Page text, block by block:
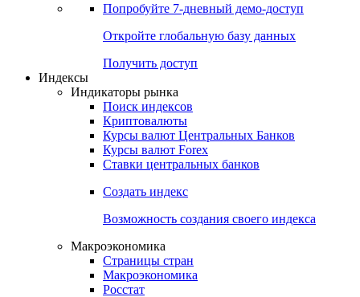
Попробуйте 7-дневный демо-доступ
Откройте глобальную базу данных
Получить доступ
Индексы
Индикаторы рынка
Поиск индексов
Криптовалюты
Курсы валют Центральных Банков
Курсы валют Forex
Ставки центральных банков
Создать индекс
Возможность создания своего индекса
Макроэкономика
Страницы стран
Макроэкономика
Росстат